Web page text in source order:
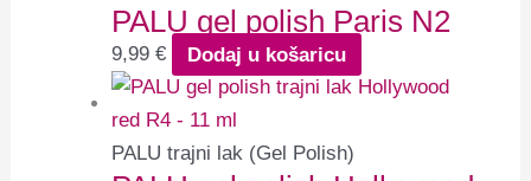
PALU gel polish Paris N2
9,99€ Dodaj u košaricu
PALU trajni lak (Gel Polish)